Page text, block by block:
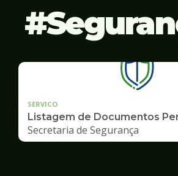
SERVICO
Listagem de Documentos
Secretaria de Segurança